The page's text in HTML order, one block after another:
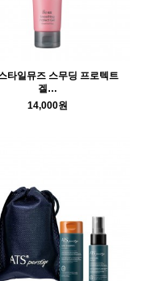
타일뮤즈 스무딩 프로텍트
겔…
14,000원